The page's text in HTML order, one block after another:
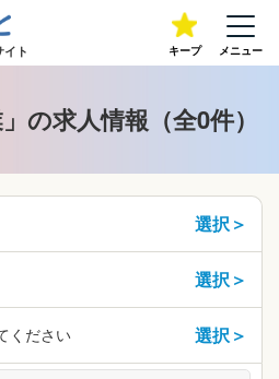
ト キープ メニュー
の求人情報（全0件）
選択＞
選択＞
ください 選択＞